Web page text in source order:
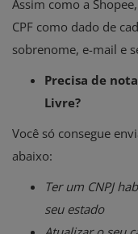
Assim como a
CPF como dado de
sobrenome, e-mail e
Precisa de
Livre?
Você só consegue
abaixo:
Ter um CNPJ
seu estado